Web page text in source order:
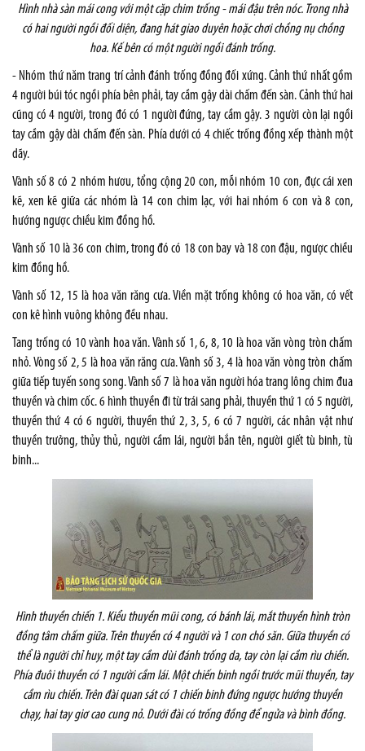
Hình nhà sàn mái cong với một cặp chim trống - mái đậu trên nóc. Trong nhà
có hai người ngồi đối diện, đang hát giao duyên hoặc chơi chồng nụ chồng
hoa. Kế bên có một người ngồi đánh trống.
- Nhóm thứ năm trang trí cảnh đánh trống đồng đối xứng. Cảnh thứ nhất gồm
4 người búi tóc ngồi phía bên phải, tay cầm gậy dài chấm đến sàn. Cảnh thứ hai
cũng có 4 người, trong đó có 1 người đứng, tay cầm gậy. 3 người còn lại ngồi
tay cầm gậy dài chấm đến sàn. Phía dưới có 4 chiếc trống đồng xếp thành một
dãy.
Vành số 8 có 2 nhóm hươu, tổng cộng 20 con, mỗi nhóm 10 con, đực cái xen
kẽ, xen kẽ giữa các nhóm là 14 con chim lạc, với hai nhóm 6 con và 8 con,
hướng ngược chiều kim đồng hồ.
Vành số 10 là 36 con chim, trong đó có 18 con bay và 18 con đậu, ngược chiều
kim đồng hồ.
Vành số 12, 15 là hoa văn răng cưa. Viền mặt trống không có hoa văn, có vết
con kê hình vuông không đều nhau.
Tang trống có 10 vành hoa văn. Vành số 1, 6, 8, 10 là hoa văn vòng tròn chấm
nhỏ. Vòng số 2, 5 là hoa văn răng cưa. Vành số 3, 4 là hoa văn vòng tròn chấm
giữa tiếp tuyến song song. Vành số 7 là hoa văn người hóa trang lông chim đua
thuyền và chim cốc. 6 hình thuyền đi từ trái sang phải, thuyền thứ 1 có 5 người,
thuyền thứ 4 có 6 người, thuyền thứ 2, 3, 5, 6 có 7 người, các nhân vật như
thuyền trưởng, thủy thủ, người cầm lái, người bắn tên, người giết tù binh, tù
binh...
Hình thuyền chiến 1. Kiểu thuyền mũi cong, có bánh lái, mắt thuyền hình tròn
đồng tâm chấm giữa. Trên thuyền có 4 người và 1 con chó săn. Giữa thuyền có
thể là người chỉ huy, một tay cầm dùi đánh trống da, tay còn lại cầm rìu chiến.
Phía đuôi thuyền có 1 người cầm lái. Một chiến binh ngồi trước mũi thuyền, tay
cầm rìu chiến. Trên đài quan sát có 1 chiến binh đứng ngược hướng thuyền
chạy, hai tay giơ cao cung nỏ. Dưới đài có trống đồng để ngửa và bình đồng.